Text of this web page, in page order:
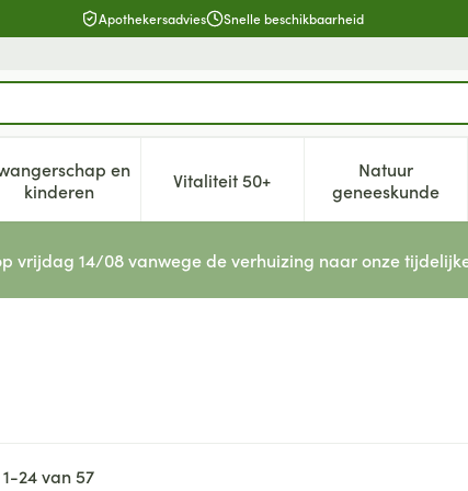
Apothekersadvies Snelle beschikbaarheid
en hygiëne categorie
voor Dieet, voeding en vitamines categorie
en
kinderenToon submenu voor Zwangerschap en kinderen
Vitaliteit 50+Toon submenu voor Vitaliteit
Natuur
geneeskunde
Toon
vrijdag 14/08 vanwege de verhuizing naar onze
1-24van57